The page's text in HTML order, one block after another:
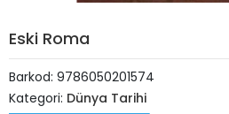
Eski Roma
Barkod: 9786050201574
Kategori: Dünya Tarihi